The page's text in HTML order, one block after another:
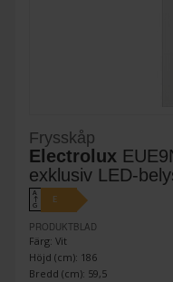
Frysskåp
Electrolux
exklusiv LED-
A
↑
G
E
PRODUKTBLAD
Färg: Vit
Höjd (cm): 186
Bredd (cm): 59,5